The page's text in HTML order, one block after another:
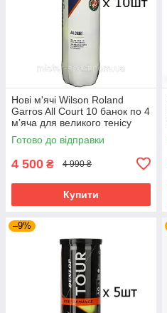
Нові м'ячі Wilson Roland
Garros All Court 10 банок по 4
мʼяча для великого тенісу
Готово до відправки
4 500 ₴ 4 990 ₴
Купити
–9%